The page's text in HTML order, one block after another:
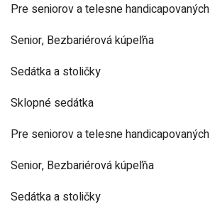
Pre seniorov a telesne handicapovaných
Senior, Bezbariérová kúpeľňa
Sedátka a stoličky
Sklopné sedátka
Pre seniorov a telesne handicapovaných
Senior, Bezbariérová kúpeľňa
Sedátka a stoličky